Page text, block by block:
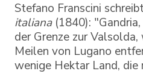
Stefano Franscini
italiana(1840): "Gandria,
der Grenze zur
Meilen von Lugano
wenige Hektar Land, die